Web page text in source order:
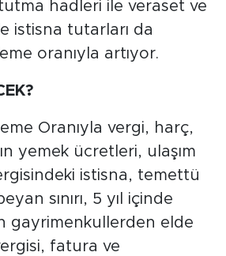
hadleri ile veraset ve
istisna tutarları da
oranıyla artıyor.
Oranıyla vergi, harç,
yemek ücretleri, ulaşım
istisna, temettü
sınırı, 5 yıl içinde
gayrimenkullerden elde
fatura ve